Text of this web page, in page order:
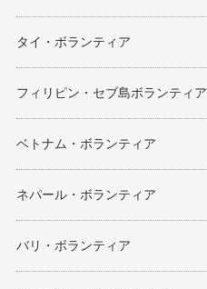
タイ・ボランティア
フィリピン・セブ島ボランティア
ベトナム・ボランティア
ネパール・ボランティア
バリ・ボランティア